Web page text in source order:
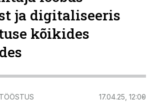
ja digitaliseeris
kõikides
17.04.25, 12:00